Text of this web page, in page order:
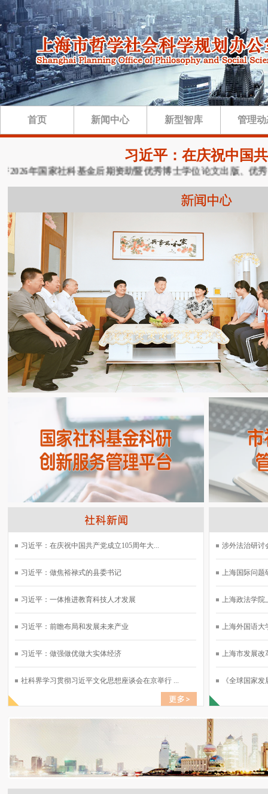
首页 新闻中心 新型智库 管理
习近平：在庆祝中国
年国家社科基金后期资助暨优秀博士学位论文出版、优秀学
习近平：在庆祝中国共产党成立105周年大...
习近平：做焦裕禄式的县委书记
习近平：一体推进教育科技人才发展
习近平：前瞻布局和发展未来产业
习近平：做强做优做大实体经济
社科界学习贯彻习近平文化思想座谈会在京举行 ...
涉外法治研讨
上海国际问题
上海政法学院
上海外国语大
上海市发展改
《全球国家